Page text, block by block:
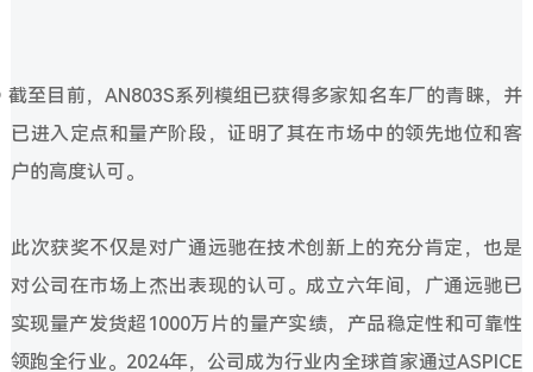
至目前，AN803S系列模组已获得多家知名车厂的青睐，并
已进入定点和量产阶段，证明了其在市场中的领先地位和客
户的高度认可。
此次获奖不仅是对广通远驰在技术创新上的充分肯定，也是
对公司在市场上杰出表现的认可。成立六年间，广通远驰已
实现量产发货超1000万片的量产实绩，产品稳定性和可靠性
领跑全行业。2024年，公司成为行业内全球首家通过ASPICE